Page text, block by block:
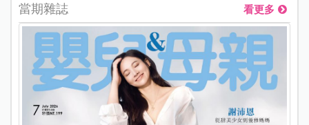
當期雜誌 看更多